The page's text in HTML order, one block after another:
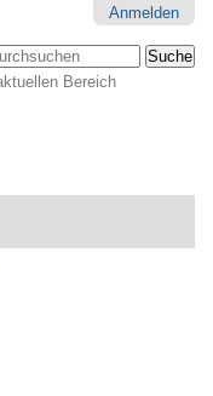
Anmelden
Bereich